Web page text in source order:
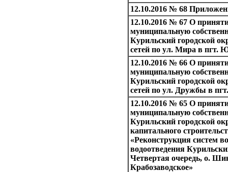
12.10.2016 № 68
12.10.2016 № 67 О
муниципальную
Курильский городской
сетей по ул. Мира в пгт.
12.10.2016 № 66 О
муниципальную
Курильский городской
сетей по ул. Дружбы в
12.10.2016 № 65 О
муниципальную
Курильский городской
капитального
«Реконструкция систем
водоотведения
Четвертая очередь, о.
Крабозаводское»